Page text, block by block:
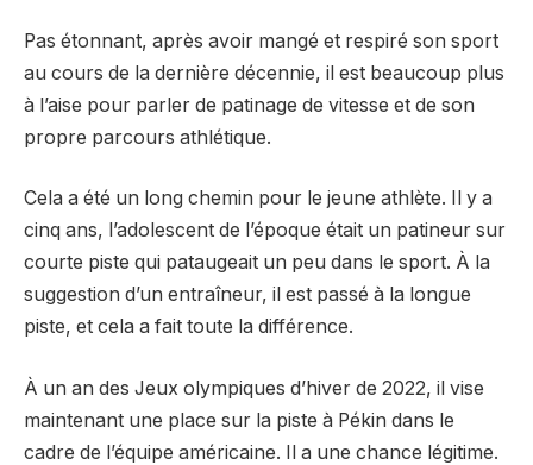
Pas étonnant, après avoir mangé et respiré son sport
au cours de la dernière décennie, il est beaucoup plus
à l’aise pour parler de patinage de vitesse et de son
propre parcours athlétique.
Cela a été un long chemin pour le jeune athlète. Il y a
cinq ans, l’adolescent de l’époque était un patineur sur
courte piste qui pataugeait un peu dans le sport. À la
suggestion d’un entraîneur, il est passé à la longue
piste, et cela a fait toute la différence.
À un an des Jeux olympiques d’hiver de 2022, il vise
maintenant une place sur la piste à Pékin dans le
cadre de l’équipe américaine. Il a une chance légitime.